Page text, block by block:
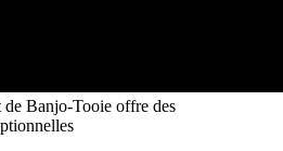
de Banjo-Tooie offre des